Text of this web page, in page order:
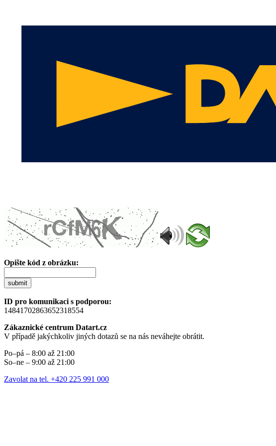
Opište kód z obrázku:
submit
ID pro komunikaci s podporou:
14841702863652318554
Zákaznické centrum Datart.cz
V případě jakýchkoliv jiných dotazů se na nás neváhejte obrátit.
Po–pá – 8:00 až 21:00
So–ne – 9:00 až 21:00
Zavolat na tel. +420 225 991 000